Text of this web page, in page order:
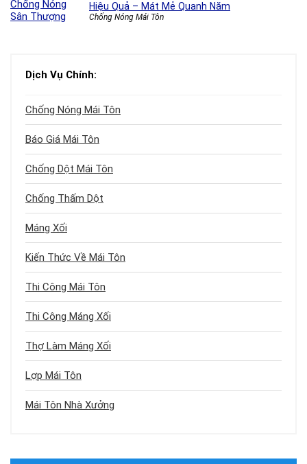
Hiệu Quả – Mát Mẻ Quanh Năm
Chống Nóng Mái Tôn
Dịch Vụ Chính:
Chống Nóng Mái Tôn
Báo Giá Mái Tôn
Chống Dột Mái Tôn
Chống Thấm Dột
Máng Xối
Kiến Thức Về Mái Tôn
Thi Công Mái Tôn
Thi Công Máng Xối
Thợ Làm Máng Xối
Lợp Mái Tôn
Mái Tôn Nhà Xưởng